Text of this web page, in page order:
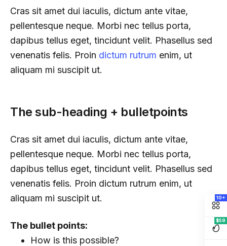
10+
$59
Cras sit amet dui iaculis, dictum ante vitae,
pellentesque neque. Morbi nec tellus porta,
dapibus tellus eget, tincidunt velit. Phasellus sed
venenatis felis. Proin dictum rutrum enim, ut
aliquam mi suscipit ut.
The sub-heading + bulletpoints
Cras sit amet dui iaculis, dictum ante vitae,
pellentesque neque. Morbi nec tellus porta,
dapibus tellus eget, tincidunt velit. Phasellus sed
venenatis felis. Proin dictum rutrum enim, ut
aliquam mi suscipit ut.
The bullet points:
How is this possible?